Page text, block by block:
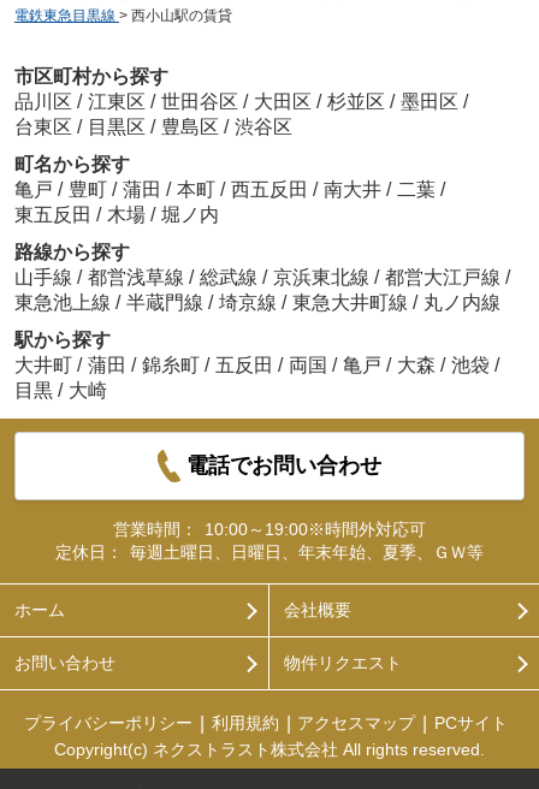
電鉄東急目黒線 > 西小山駅の賃貸
市区町村から探す
品川区 / 江東区 / 世田谷区 / 大田区 / 杉並区 / 墨田区 /
台東区 / 目黒区 / 豊島区 / 渋谷区
町名から探す
亀戸 / 豊町 / 蒲田 / 本町 / 西五反田 / 南大井 / 二葉 /
東五反田 / 木場 / 堀ノ内
路線から探す
山手線 / 都営浅草線 / 総武線 / 京浜東北線 / 都営大江戸線 /
東急池上線 / 半蔵門線 / 埼京線 / 東急大井町線 / 丸ノ内線
駅から探す
大井町 / 蒲田 / 錦糸町 / 五反田 / 両国 / 亀戸 / 大森 / 池袋 /
目黒 / 大崎
電話でお問い合わせ
営業時間：
10:00～19:00※時間外対応可
定休日：
毎週土曜日、日曜日、年末年始、夏季、ＧＷ等
ホーム 会社概要
お問い合わせ 物件リクエスト
プライバシーポリシー 利用規約 アクセスマップ
PCサイト
Copyright(c) ネクストラスト株式会社 All rights reserved.